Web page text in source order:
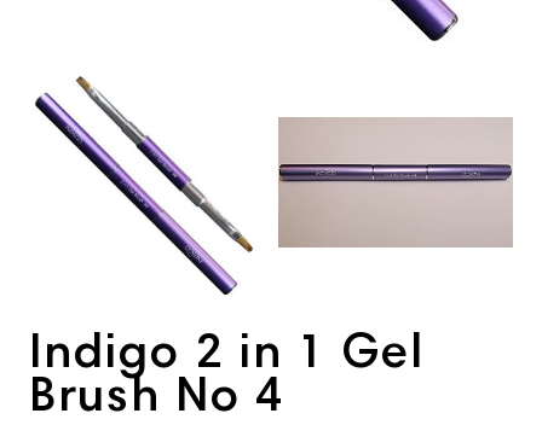
Indigo 2 in 1 Gel
Brush No 4